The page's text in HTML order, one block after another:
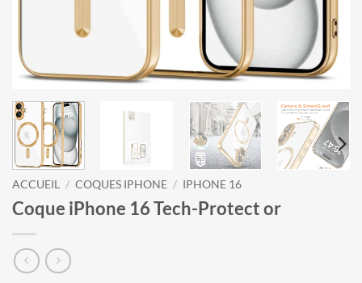
ACCUEIL / COQUES IPHONE / IPHONE 16
Coque iPhone 16 Tech-Protect or